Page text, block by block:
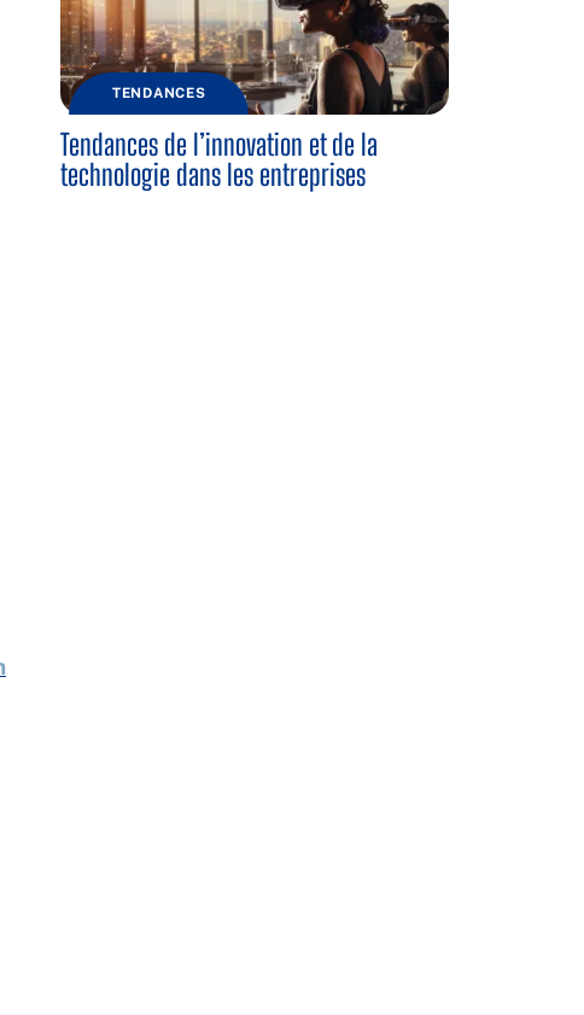
TENDANCES
Tendances de l’innovation et de la
technologie dans les entreprises